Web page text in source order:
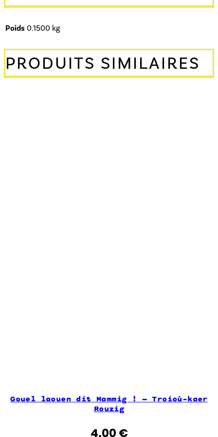
Poids 0.1500 kg
PRODUITS SIMILAIRES
Gouel laouen dit Mammig ! – Troioù-kaer
Rouzig
4.00 €